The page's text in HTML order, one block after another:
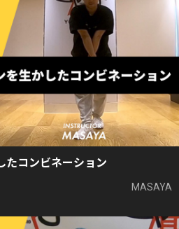
たコンビネーション
MASAYA